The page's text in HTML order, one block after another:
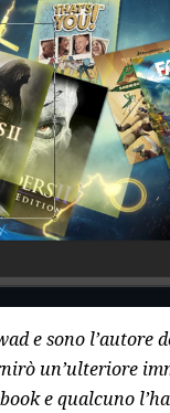
e sono
un’ulteriore
e qualcuno